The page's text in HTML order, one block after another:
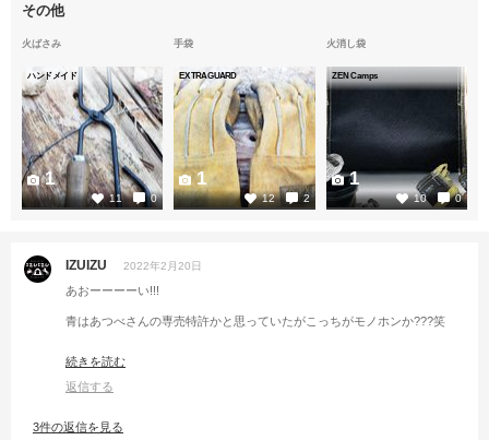
その他
火ばさみ
ハンドメイド
11 0
1
手袋
EXTRAGUARD
12 2
1
火消し袋
ZEN Camps
10 0
1
IZUIZU 2022年2月20日
あおーーーーい!!!
青はあつべさんの専売特許かと思っていたがこっちがモノホンか???笑
いからいけちゃうのかな~
続きを読む
返信する
3件の返信を見る